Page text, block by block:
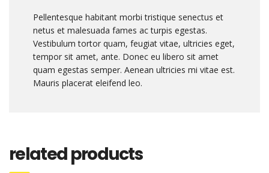
Pellentesque habitant morbi tristique senectus et
netus et malesuada fames ac turpis egestas.
Vestibulum tortor quam, feugiat vitae, ultricies eget,
tempor sit amet, ante. Donec eu libero sit amet
quam egestas semper. Aenean ultricies mi vitae est.
Mauris placerat eleifend leo.
related products